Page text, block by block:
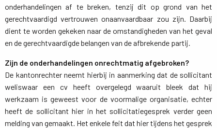
onderhandelingen af te breken, tenzij dit op grond van het
gerechtvaardigd vertrouwen onaanvaardbaar zou zijn. Daarbij
dient te worden gekeken naar de omstandigheden van het geval
en de gerechtvaardigde belangen van de afbrekende partij.
Zijn de onderhandelingen onrechtmatig afgebroken?
De kantonrechter neemt hierbij in aanmerking dat de sollicitant
weliswaar een cv heeft overgelegd waaruit bleek dat hij
werkzaam is geweest voor de voormalige organisatie, echter
heeft de sollicitant hier in het sollicitatiegesprek verder geen
melding van gemaakt. Het enkele feit dat hier tijdens het gesprek